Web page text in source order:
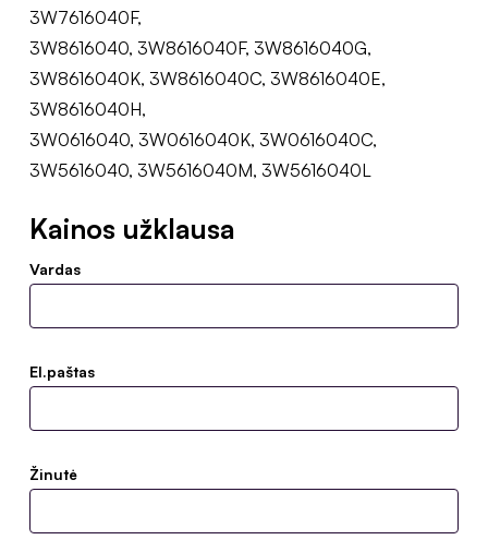
3W7616040F,
3W8616040, 3W8616040F, 3W8616040G,
3W8616040K, 3W8616040C, 3W8616040E,
3W8616040H,
3W0616040, 3W0616040K, 3W0616040C,
3W5616040, 3W5616040M, 3W5616040L
Kainos užklausa
Vardas
El.paštas
Žinutė